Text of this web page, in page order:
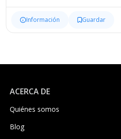
Información Guardar
ACERCA DE
Quiénes somos
Blog